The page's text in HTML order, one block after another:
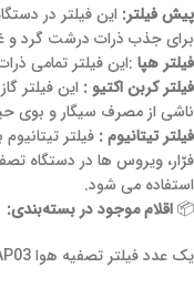
پیش فیلتر:
برای جذب ذرات درشت گرد و
فیلتر هپا :این فیلتر تمامی ذرات معلق در
فیلتر کربن اکتیو : این فیلتر
ناشی از مصرف سیگار و بوی
فیلتر تیتانیوم : فیلتر
استفاده می شود.
📦اقلام موجود در بسته‌بندی:
یک عدد فیلتر تصفیه هوا FAP03: